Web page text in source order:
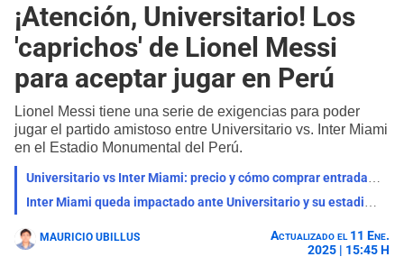
¡Atención, Universitario! Los
'caprichos' de Lionel Messi
para aceptar jugar en Perú
Lionel Messi tiene una serie de exigencias para poder
jugar el partido amistoso entre Universitario vs. Inter Miami
en el Estadio Monumental del Perú.
Universitario vs Inter Miami: precio y cómo comprar entradas para partido con Lionel Messi
Inter Miami queda impactado ante Universitario y su estadio: "Contra el más ganador"
MAURICIO UBILLUS
Actualizado el 11 Ene.
2025 | 15:45 H